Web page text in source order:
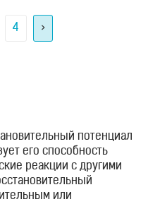
4 >
потенциал
его способность
реакции с другими
или